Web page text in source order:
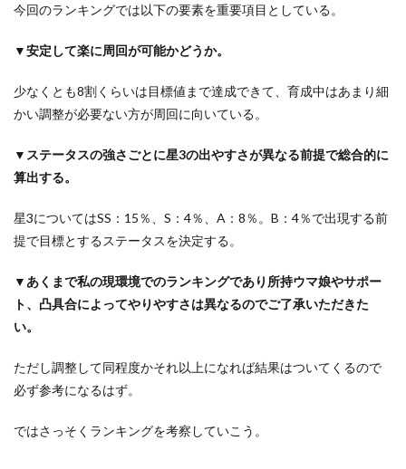
今回のランキングでは以下の要素を重要項目としている。
▼安定して楽に周回が可能かどうか。
少なくとも8割くらいは目標値まで達成できて、育成中はあまり細
かい調整が必要ない方が周回に向いている。
▼ステータスの強さごとに星3の出やすさが異なる前提で総合的に
算出する。
星3についてはSS：15％、S：4％、A：8％。B：4％で出現する前
提で目標とするステータスを決定する。
▼あくまで私の現環境でのランキングであり所持ウマ娘やサポー
ト、凸具合によってやりやすさは異なるのでご了承いただきた
い。
ただし調整して同程度かそれ以上になれば結果はついてくるので
必ず参考になるはず。
ではさっそくランキングを考察していこう。